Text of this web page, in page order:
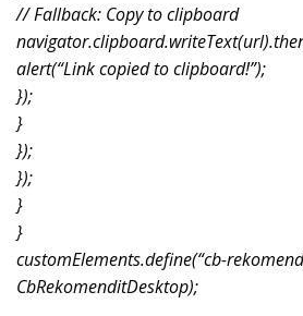
// Fallback: Copy to clipboard
alert(“Link copied to clipboard!”);
});
}
});
});
}
}
customElements.define(“cb-
CbRekomenditDesktop);